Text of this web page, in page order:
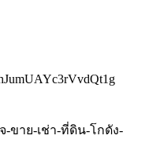
จ-ขาย-เช่า-ที่ดิน-โกดัง-